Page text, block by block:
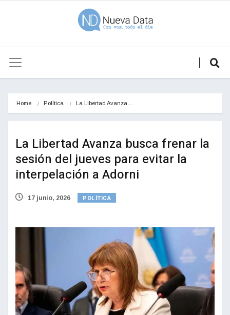
Home Política La Libertad Avanza…
La Libertad Avanza busca frenar la
sesión del jueves para evitar la
interpelación a Adorni
17 junio, 2026 POLÍTICA